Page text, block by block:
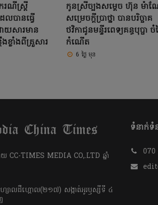
រណីស្ត្រី
លបានធ្វើ
យសារមាន
ខ្លាំងពីគ្រួសារ
កូនស្រីច្បងសម្តេច ហ៊ុន ម៉ា
សម្រេចក្តីប្រាថ្នា បានបរិច្ចាគ
ថវិកាជូនមន្ទីរពេទ្យគន្ធបុប្ផា ចំ
កំណើត
6 ថ្ងៃ មុន
CC-TIMES MEDIA CO,.LTD ឆ្នាំ​
សាលដឺហ្គោល(២១៧) សង្កាត់អូរឫស្សីទី ៤
ទំនាក់ទំ
070